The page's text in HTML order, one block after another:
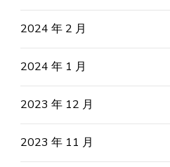
2024 年 2 月
2024 年 1 月
2023 年 12 月
2023 年 11 月